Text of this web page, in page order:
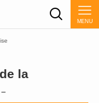
MENU
la